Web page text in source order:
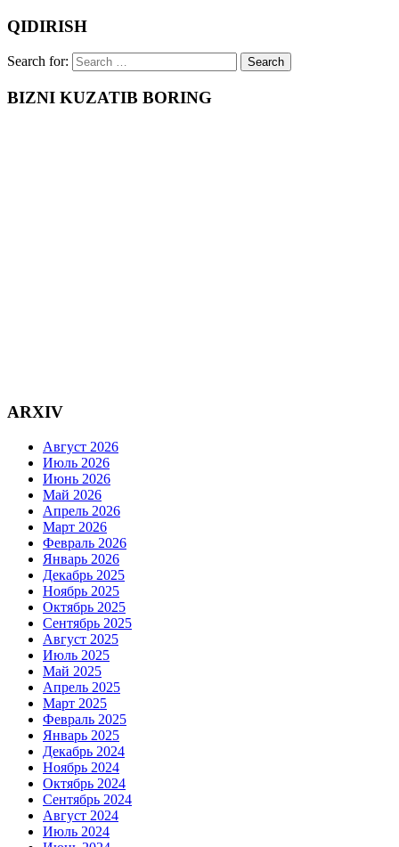
QIDIRISH
Search for:
BIZNI KUZATIB BORING
ARXIV
Август 2026
Июль 2026
Июнь 2026
Май 2026
Апрель 2026
Март 2026
Февраль 2026
Январь 2026
Декабрь 2025
Ноябрь 2025
Октябрь 2025
Сентябрь 2025
Август 2025
Июль 2025
Май 2025
Апрель 2025
Март 2025
Февраль 2025
Январь 2025
Декабрь 2024
Ноябрь 2024
Октябрь 2024
Сентябрь 2024
Август 2024
Июль 2024